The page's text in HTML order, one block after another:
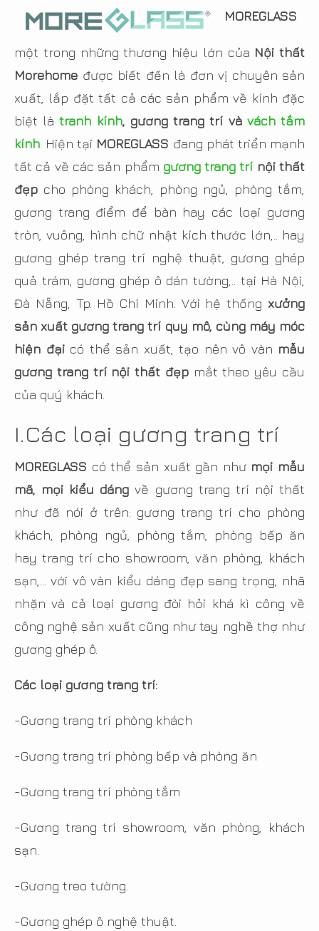
MOREGLASS
một trong những thương hiệu lớn của Nội thất
Morehome được biết đến là đơn vị chuyên sản
xuất, lắp đặt tất cả các sản phẩm về kính đặc
biệt làtranh kính, gương trang trí và vách tắm
kính . Hiện tại MOREGLASS đang phát triển mạnh
tất cả về các sản phẩm gương trang trí nội thất
đẹp cho phòng khách, phòng ngủ, phòng tắm,
gương trang điểm để bàn hay các loại gương
tròn, vuông, hình chữ nhật kích thước lớn,.. hay
gương ghép trang trí nghệ thuật, gương ghép
quả trám, gương ghép ô dán tường,.. tại Hà Nội,
Đà Nẵng, Tp. Hồ Chí Minh. Với hệ thống xưởng
sản xuất gương trang trí quy mô, cùng máy móc
hiện đạicó thể sản xuất, tạo nên vô vàn mẫu
gương trang trí nội thất đẹpmắt theo yêu cầu
của quý khách.
I.Các loại gương trang trí
MOREGLASS có thể sản xuất gần như mọi mẫu
mã, mọi kiểu dáng về gương trang trí nội thất
như đã nói ở trên: gương trang trí cho phòng
khách, phòng ngủ, phòng tắm, phòng bếp ăn
hay trang trí cho showroom, văn phòng, khách
sạn,… với vô vàn kiểu dáng đẹp sang trọng, nhã
nhặn và cả loại gương đòi hỏi khá kì công về
công nghệ sản xuất cũng như tay nghề thợ như
gương ghép ô.
Các loại gương trang trí:
-Gương trang trí phòng khách
-Gương trang trí phòng bếp và phòng ăn
-Gương trang trí phòng tắm
-Gương trang trí showroom, văn phòng, khách
sạn.
-Gương treo tường.
-Gương ghép ô nghệ thuật.